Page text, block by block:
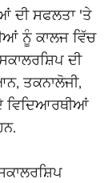
ਦੀ ਸਫਲਤਾ 'ਤੇ
ਨੂੰ ਕਾਲਜ ਵਿੱਚ
ਦੀ
ਤਕਨਾਲੋਜੀ,
ਵਿਦਿਆਰਥੀਆਂ